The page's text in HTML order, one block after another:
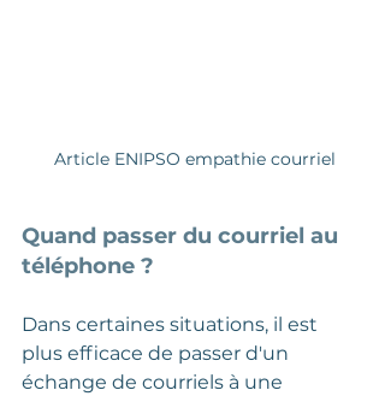
Article ENIPSO empathie courriel
Quand passer du courriel au
téléphone ?
Dans certaines situations, il est
plus efficace de passer d'un
échange de courriels à une